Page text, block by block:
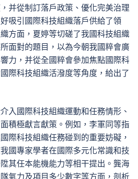
并從制訂落戶政策、優化完美治理
吸引國際科技組織落戶供給了領
方面，夏婷等切磋了我國科技組織
面對的題目，以為今朝我國粹會廣
力，并從全國粹會參加焦點國際科
際科技組織活潑度等角度，給出了
入國際科技組織運動和任務情形、
積極獻言獻策。例如，李軍同等指
際科技組織任務碰到的重要妨礙，
國專家學者在國際多元化常識和技
其任本能機能力等相干提出。龔海
氣力及項目多少數字等方面，剖析